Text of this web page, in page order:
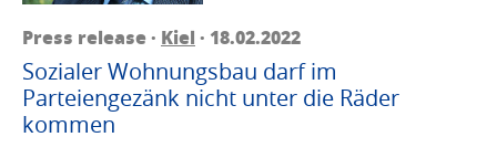
Press release · Kiel · 18.02.2022
Sozialer Wohnungsbau darf im
Parteiengezänk nicht unter die Räder
kommen